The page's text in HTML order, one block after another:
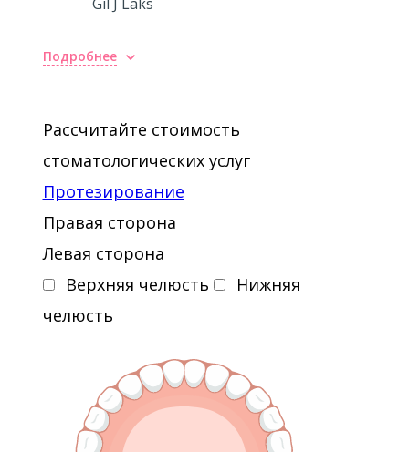
Подробнее
Рассчитайте стоимость
стоматологических услуг
Протезирование
Правая сторона
Левая сторона
Верхняя челюсть
Нижняя
челюсть